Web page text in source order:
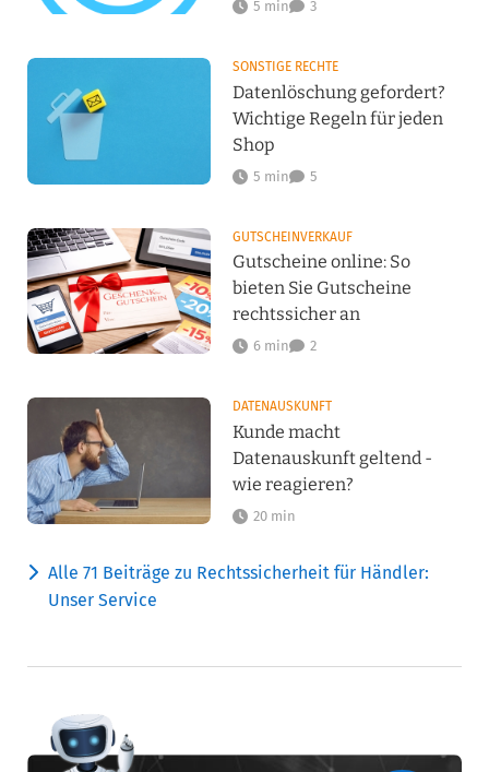
5 min 3
SONSTIGE RECHTE
Datenlöschung gefordert?
Wichtige Regeln für jeden
Shop
5 min 5
GUTSCHEINVERKAUF
Gutscheine online: So
bieten Sie Gutscheine
rechtssicher an
6 min 2
DATENAUSKUNFT
Kunde macht
Datenauskunft geltend -
wie reagieren?
20 min
Alle 71 Beiträge zu Rechtssicherheit für Händler:
Unser Service